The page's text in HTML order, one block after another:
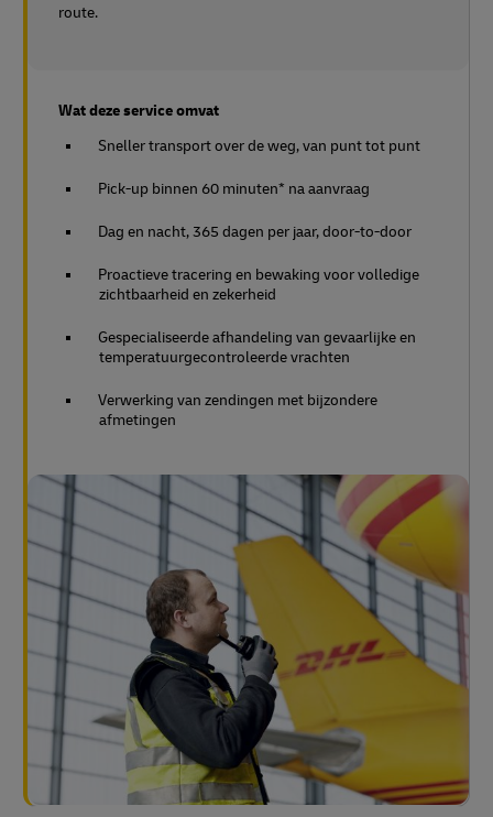
route.
Wat deze service omvat
Sneller transport over de weg, van punt tot punt
Pick-up binnen 60 minuten* na aanvraag
Dag en nacht, 365 dagen per jaar, door-to-door
Proactieve tracering en bewaking voor volledige
zichtbaarheid en zekerheid
Gespecialiseerde afhandeling van gevaarlijke en
temperatuurgecontroleerde vrachten
Verwerking van zendingen met bijzondere
afmetingen